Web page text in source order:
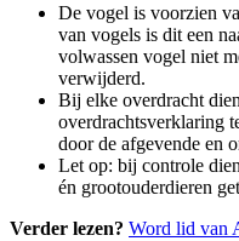
De vogel is voorzien
van vogels is dit een
volwassen vogel niet
verwijderd.
Bij elke overdracht
overdrachtsverklaring
door de afgevende en
Let op: bij controle
én grootouderdieren
Verder lezen? Word lid van